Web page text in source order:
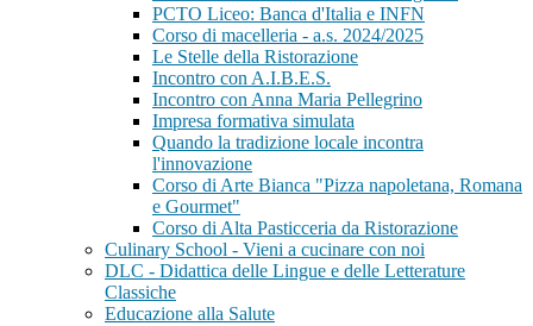
PCTO Liceo: Banca d'Italia e INFN
Corso di macelleria - a.s. 2024/2025
Le Stelle della Ristorazione
Incontro con A.I.B.E.S.
Incontro con Anna Maria Pellegrino
Impresa formativa simulata
Quando la tradizione locale incontra
l'innovazione
Corso di Arte Bianca "Pizza napoletana, Romana
e Gourmet"
Corso di Alta Pasticceria da Ristorazione
Culinary School - Vieni a cucinare con noi
DLC - Didattica delle Lingue e delle Letterature
Classiche
Educazione alla Salute